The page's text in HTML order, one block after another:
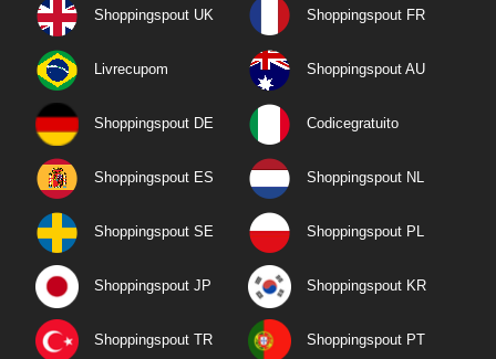
Shoppingspout UK Shoppingspout FR
Livrecupom Shoppingspout AU
Shoppingspout DE Codicegratuito
Shoppingspout ES Shoppingspout NL
Shoppingspout SE Shoppingspout PL
Shoppingspout JP Shoppingspout KR
Shoppingspout TR Shoppingspout PT